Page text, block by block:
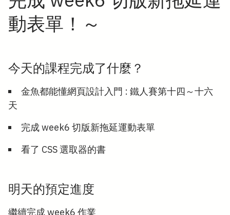
動表單！～
今天的課程完成了什麼？
金魚都能懂網頁設計入門 : 鐵人賽第十四～十六
天
完成 week6 切版新拖延運動表單
看了 CSS 選取器的書
明天的預定進度
繼續完成 week6 作業